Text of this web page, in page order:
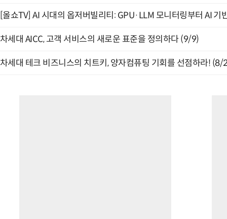
[올쇼TV] AI 시대의 옵저버빌리티: GPU·LLM 모니터링부터 AI
차세대 AICC, 고객 서비스의 새로운 표준을 정의하다 (9/9)
차세대 테크 비즈니스의 치트키, 양자컴퓨팅 기회를 선점하라! (8/